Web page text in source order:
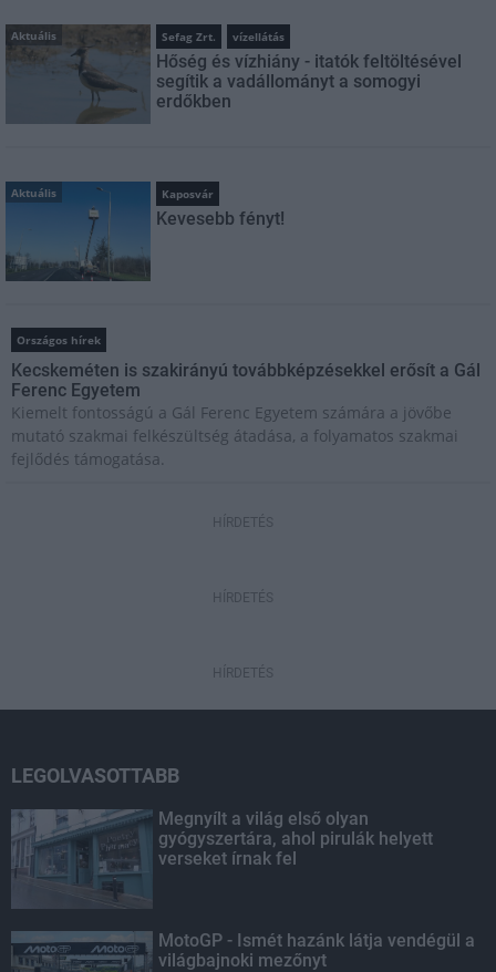
Aktuális Sefag Zrt. vízellátás
Hőség és vízhiány - itatók feltöltésével
segítik a vadállományt a somogyi
erdőkben
Aktuális Kaposvár
Kevesebb fényt!
Országos hírek
Kecskeméten is szakirányú továbbképzésekkel erősít a Gál
Ferenc Egyetem
Kiemelt fontosságú a Gál Ferenc Egyetem számára a jövőbe
mutató szakmai felkészültség átadása, a folyamatos szakmai
fejlődés támogatása.
HÍRDETÉS
HÍRDETÉS
HÍRDETÉS
LEGOLVASOTTABB
Megnyílt a világ első olyan
gyógyszertára, ahol pirulák helyett
verseket írnak fel
MotoGP - Ismét hazánk látja vendégül a
világbajnoki mezőnyt